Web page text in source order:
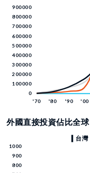
外國直接投資佔比全球